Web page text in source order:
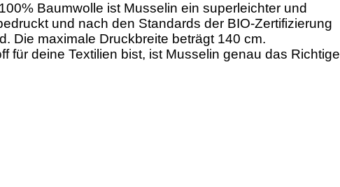
Baumwolle ist Musselin ein superleichter und
und nach den Standards der BIO-Zertifizierung
Die maximale Druckbreite beträgt 140 cm.
für deine Textilien bist, ist Musselin genau das Richtige